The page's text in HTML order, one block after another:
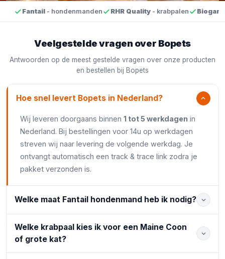
Fantail - hondenmanden RHR Quality - krabpalen
Veelgestelde vragen over Bopets
Antwoorden op de meest gestelde vragen over onze producten
en bestellen bij Bopets
Hoe snel levert Bopets in Nederland?
Wij leveren doorgaans binnen 1 tot 5 werkdagen in
Nederland. Bij bestellingen voor 14u op werkdagen
streven wij naar levering de volgende werkdag. Je
ontvangt automatisch een track & trace link zodra je
pakket verzonden is.
Welke maat Fantail hondenmand heb ik nodig?
Welke krabpaal kies ik voor een Maine Coon
of grote kat?